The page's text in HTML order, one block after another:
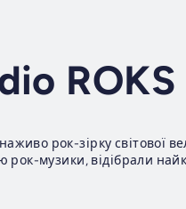
ROKS
рок-зірку світової
рок-музики, відібрали